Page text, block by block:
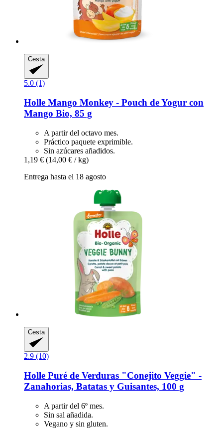
Cesta
5.0 (1)
Holle Mango Monkey -​ Pouch de Yogur con
Mango Bio, 85 g
A partir del octavo mes.
Práctico paquete exprimible.
Sin azúcares añadidos.
1,19 € (14,00 € / kg)
Entrega hasta el 18 agosto
Cesta
2.9 (10)
Holle Puré de Verduras "Conejito Veggie" -​
Zanahorias, Batatas y Guisantes, 100 g
A partir del 6º mes.
Sin sal añadida.
Vegano y sin gluten.